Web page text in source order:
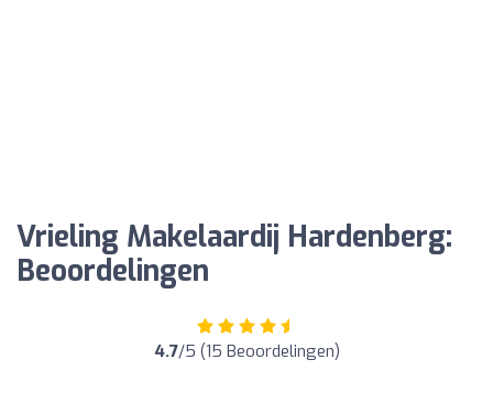
Vrieling Makelaardij Hardenberg:
Beoordelingen
4.7/5 (15 Beoordelingen)